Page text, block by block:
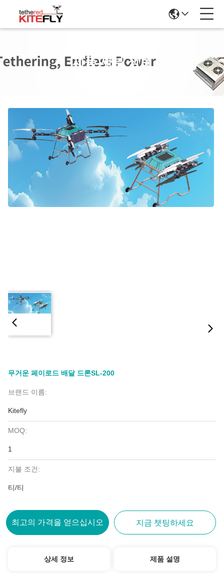
제품 세부 정보
무거운 페이로드 배달 드론SL-200
브랜드 이름:
Kitefly
MOQ:
1
지불 조건:
티/티
최고의 가격을 얻으십시오 지금 챗팅하세요
상세 정보 제품 설명